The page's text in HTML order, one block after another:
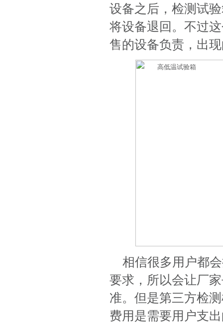
设备之后，检测试
将设备退回。不过
售的设备负责，出
相信很多用户都
要求，所以会让厂
准。但是第三方检
费用是需要用户支